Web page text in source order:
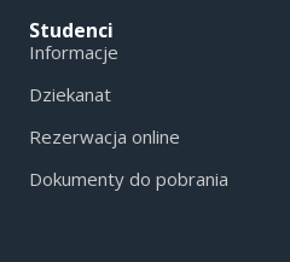
Studenci
Informacje
Dziekanat
Rezerwacja online
Dokumenty do pobrania